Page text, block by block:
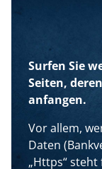
Surfen Sie
Seiten,
anfangen.
Vor allem,
Daten
„Https“